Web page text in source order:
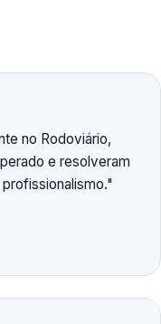
no Rodoviário,
e resolveram